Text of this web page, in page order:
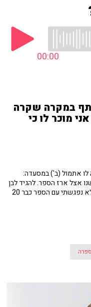
00:00
במקרה שקרה
מוכר לו כי
לו אתמול (ב') במסעדה:
אצל ארז הספר. להגיד לבן
אדם קירח 'לא נפגשנו אצל ארז הספר'? לא, לא נפגשתי עם הספר כבר 20